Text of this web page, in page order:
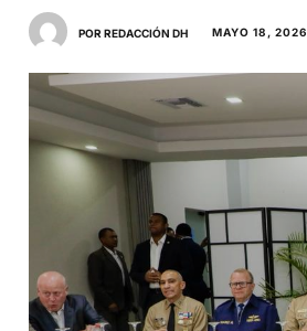
POR REDACCIÓN DH MAYO 18, 2026